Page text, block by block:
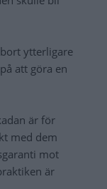
ytterligare
att göra en
är för
med dem
mot
är